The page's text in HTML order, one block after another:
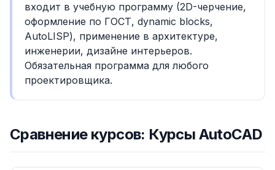
входит в учебную программу (2D-черчение,
оформление по ГОСТ, dynamic blocks,
AutoLISP), применение в архитектуре,
инженерии, дизайне интерьеров.
Обязательная программа для любого
проектировщика.
Сравнение курсов: Курсы AutoCAD